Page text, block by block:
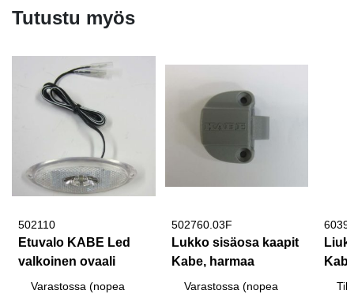
Tutustu myös
502110
Etuvalo KABE Led
valkoinen ovaali
Varastossa (nopea
502760.03F
Lukko sisäosa kaapit
Kabe, harmaa
Varastossa (nopea